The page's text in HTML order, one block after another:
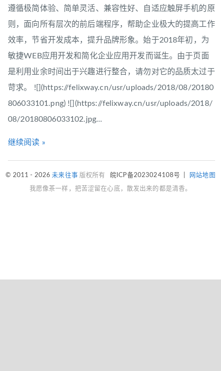
遵循极简体验、简单灵活、兼容性好、自适应触屏手机的原
则，面向所有层次的前后端程序，帮助企业极大的提高工作
效率，节省开发成本，提升品牌形象。始于2018年初，为
敏捷WEB应用开发和简化企业应用开发而诞生。由于页面
是利用业余时间出于兴趣进行整合，请勿对它的品质太过于
苛求。 ![](https://felixway.cn/usr/uploads/2018/08/20180
806033101.png) ![](https://felixway.cn/usr/uploads/2018/
08/20180806033102.jpg...
继续阅读 »
© 2011 - 2026未来往事 版权所有 皖ICP备2023024108号 网站地图
我愿像茶一样，把苦涩留在心底，散发出来的都是清香。